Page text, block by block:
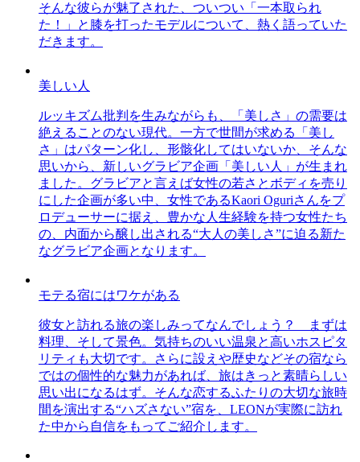
そんな彼らが魅了された、ついつい「一本取られ
た！」と膝を打ったモデルについて、熱く語っていた
だきます。
美しい人
ルッキズム批判を生みながらも、「美しさ」の需要は
絶えることのない現代。一方で世間が求める「美し
さ」はパターン化し、形骸化してはいないか、そんな
思いから、新しいグラビア企画「美しい人」が生まれ
ました。グラビアと言えば女性の若さとボディを売り
にした企画が多い中、女性であるKaori Oguriさんをプ
ロデューサーに据え、豊かな人生経験を持つ女性たち
の、内面から醸し出される“大人の美しさ”に迫る新た
なグラビア企画となります。
モテる宿にはワケがある
彼女と訪れる旅の楽しみってなんでしょう？ まずは
料理、そして景色。気持ちのいい温泉と高いホスピタ
リティも大切です。さらに設えや歴史などその宿なら
ではの個性的な魅力があれば、旅はきっと素晴らしい
思い出になるはず。そんな恋するふたりの大切な旅時
間を演出する“ハズさない”宿を、LEONが実際に訪れ
た中から自信をもってご紹介します。